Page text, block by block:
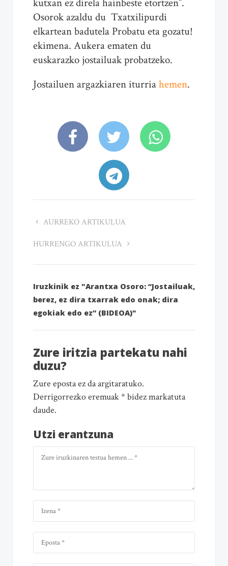
kutxan ez direla hainbeste etortzen”.
Osorok azaldu du Txatxilipurdi
elkartean badutela Probatu eta gozatu!
ekimena. Aukera ematen du
euskarazko jostailuak probatzeko.
Jostailuen argazkiaren iturriahemen.
AURREKO ARTIKULUA
HURRENGO ARTIKULUA
Iruzkinik ez "Arantxa Osoro: “Jostailuak,
berez, ez dira txarrak edo onak; dira
egokiak edo ez” (BIDEOA)"
Zure iritzia partekatu nahi
duzu?
Zure eposta ez da argitaratuko.
Derrigorrezko eremuak * bidez markatuta
daude.
Utzi erantzuna